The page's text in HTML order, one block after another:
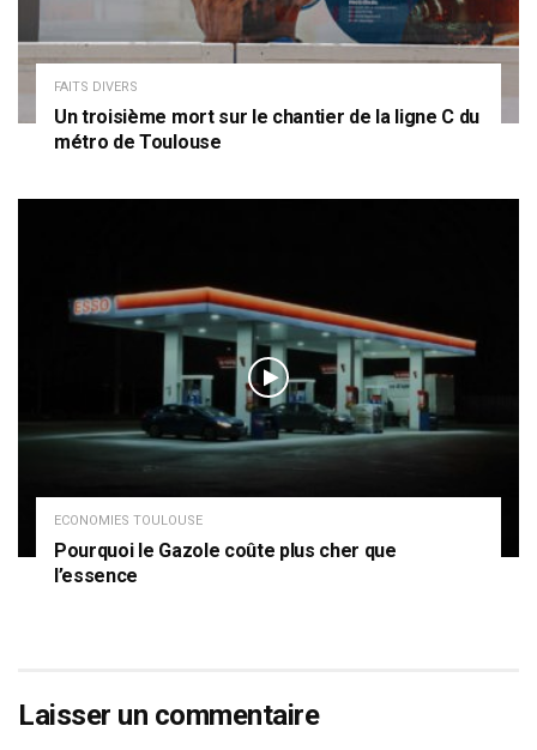
FAITS DIVERS
Un troisième mort sur le chantier de la ligne C du
métro de Toulouse
ECONOMIES TOULOUSE
Pourquoi le Gazole coûte plus cher que
l’essence
Laisser un commentaire